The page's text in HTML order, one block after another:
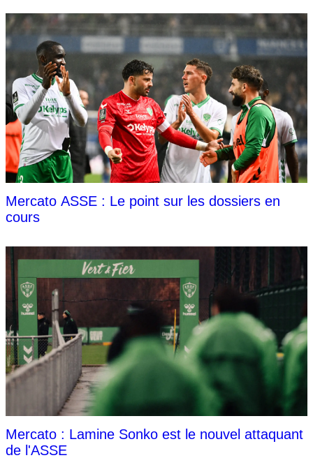
Mercato ASSE : Le point sur les dossiers en
cours
Mercato : Lamine Sonko est le nouvel attaquant
de l'ASSE